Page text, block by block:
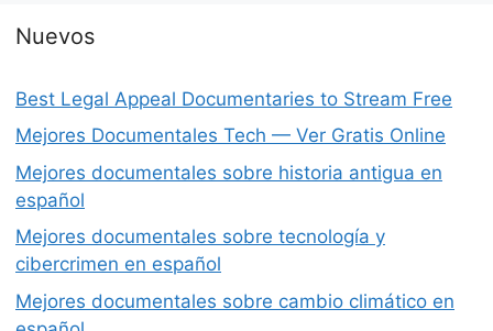
Nuevos
Best Legal Appeal Documentaries to Stream Free
Mejores Documentales Tech — Ver Gratis Online
Mejores documentales sobre historia antigua en
español
Mejores documentales sobre tecnología y
cibercrimen en español
Mejores documentales sobre cambio climático en